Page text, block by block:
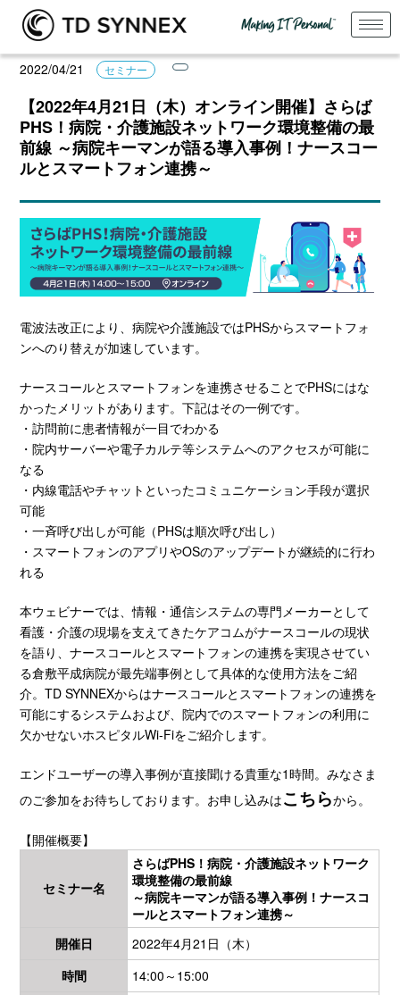
2022/04/21 セミナー
【2022年4月21日（木）オンライン開催】さらば
PHS！病院・介護施設ネットワーク環境整備の最
前線 ～病院キーマンが語る導入事例！ナースコー
ルとスマートフォン連携～
電波法改正により、病院や介護施設ではPHSからスマートフォ
ンへのり替えが加速しています。
ナースコールとスマートフォンを連携させることでPHSにはな
かったメリットがあります。下記はその一例です。
・訪問前に患者情報が一目でわかる
・院内サーバーや電子カルテ等システムへのアクセスが可能に
なる
・内線電話やチャットといったコミュニケーション手段が選択
可能
・一斉呼び出しが可能（PHSは順次呼び出し）
・スマートフォンのアプリやOSのアップデートが継続的に行わ
れる
本ウェビナーでは、情報・通信システムの専門メーカーとして
看護・介護の現場を支えてきたケアコムがナースコールの現状
を語り、ナースコールとスマートフォンの連携を実現させてい
る倉敷平成病院が最先端事例として具体的な使用方法をご紹
介。TD SYNNEXからはナースコールとスマートフォンの連携を
可能にするシステムおよび、院内でのスマートフォンの利用に
欠かせないホスピタルWi-Fiをご紹介します。
エンドユーザーの導入事例が直接聞ける貴重な1時間。みなさま
のご参加をお待ちしております。お申し込みはこちらから。
【開催概要】
セミナー名
さらばPHS！病院・介護施設ネットワーク
環境整備の最前線
～病院キーマンが語る導入事例！ナースコ
ールとスマートフォン連携～
開催日
2022年4月21日（木）
時間
14:00～15:00